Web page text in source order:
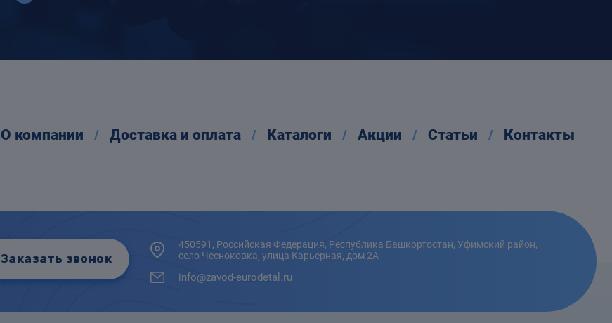
О компании Доставка и оплата Каталоги Акции Статьи Контакты
Заказать звонок
450591, Российская Федерация, Республика Башкортостан, Уфимский район,
село Чесноковка, улица Карьерная, дом 2А
info@zavod-eurodetal.ru